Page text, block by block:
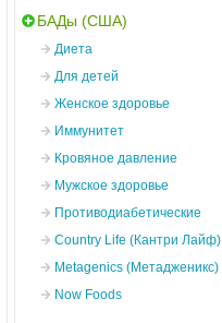
БАДы (США)
Диета
Для детей
Женское здоровье
Иммунитет
Кровяное давление
Мужское здоровье
Противодиабетические
Country Life (Кантри Лайф)
Metagenics (Метадженикс)
Now Foods